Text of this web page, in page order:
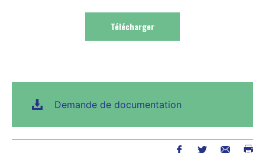
Demande de documentation